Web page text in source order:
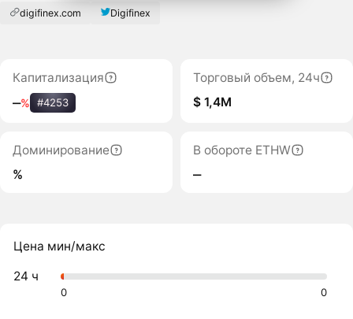
digifinex.com Digifinex
Капитализация
‒% #4253
Торговый объем, 24ч
$ 1,4M
Доминирование
%
В обороте ETHW
‒
Цена мин/макс
24 ч
0 0